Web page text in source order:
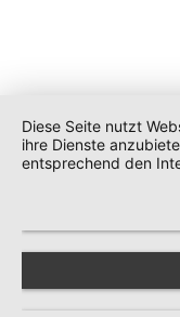
Diese Seite nutzt
ihre Dienste
entsprechend den